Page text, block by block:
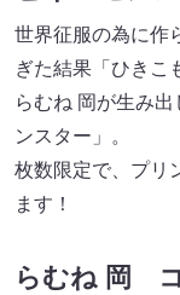
世界征服の為に作
ぎた結果「ひき
らむね 岡が生み
ンスター」。
枚数限定で、プリ
ます！
らむね 岡